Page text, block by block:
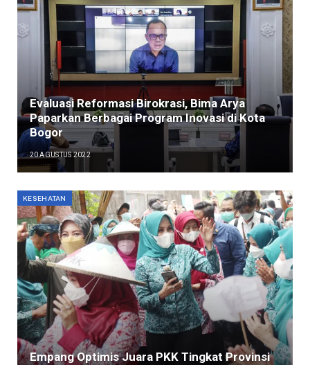
Evaluasi Reformasi Birokrasi, Bima Arya
Paparkan Berbagai Program Inovasi di Kota
Bogor
20 AGUSTUS 2022
KESEHATAN
Empang Optimis Juara PKK Tingkat Provinsi